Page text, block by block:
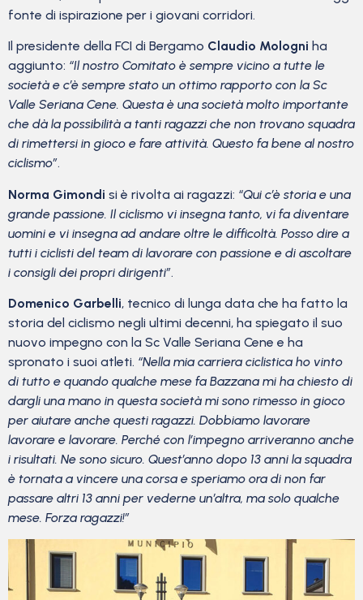
fonte di ispirazione per i giovani corridori.
Il presidente della FCI di Bergamo Claudio Mologni ha
aggiunto: “Il nostro Comitato è sempre vicino a tutte le
società e c’è sempre stato un ottimo rapporto con la Sc
Valle Seriana Cene. Questa è una società molto importante
che dà la possibilità a tanti ragazzi che non trovano squadra
di rimettersi in gioco e fare attività. Questo fa bene al nostro
ciclismo”.
Norma Gimondi si è rivolta ai ragazzi: “Qui c’è storia e una
grande passione. Il ciclismo vi insegna tanto, vi fa diventare
uomini e vi insegna ad andare oltre le difficoltà. Posso dire a
tutti i ciclisti del team di lavorare con passione e di ascoltare
i consigli dei propri dirigenti”.
Domenico Garbelli, tecnico di lunga data che ha fatto la
storia del ciclismo negli ultimi decenni, ha spiegato il suo
nuovo impegno con la Sc Valle Seriana Cene e ha
spronato i suoi atleti. “Nella mia carriera ciclistica ho vinto
di tutto e quando qualche mese fa Bazzana mi ha chiesto di
dargli una mano in questa società mi sono rimesso in gioco
per aiutare anche questi ragazzi. Dobbiamo lavorare
lavorare e lavorare. Perché con l’impegno arriveranno anche
i risultati. Ne sono sicuro. Quest’anno dopo 13 anni la squadra
è tornata a vincere una corsa e speriamo ora di non far
passare altri 13 anni per vederne un’altra, ma solo qualche
mese. Forza ragazzi!”